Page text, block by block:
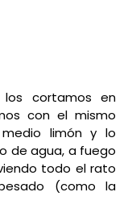
los cortamos en
con el mismo
limón y lo
de agua, a fuego
todo el rato
(como la